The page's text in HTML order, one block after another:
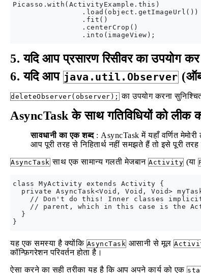
Picasso.with(ActivityExample.this)
.fit()
.centerCrop()
5. यदि आप प्रसारण रिसीवर का उपयोग
6. यदि आप java.util.Observer
deleteObserver(observer); का उपयोग करना
AsyncTask के साथ गतिविधियों को
सावधानी का एक शब्द: AsyncTask में यहाँ वर्णित
आप पूरी तरह से निहितार्थ नहीं समझते हैं तो इसे पूरी
AsyncTask साथ एक सामान्य गलती मेजबान Activity (या
class MyActivity extends Activity {
private AsyncTask<Void, Void, Void>
// Don't do this! Inner classes
// parent, which in this case is the
  }
यह एक समस्या है क्योंकि AsyncTask आसानी से मूल
कॉन्फ़िगरेशन परिवर्तन होता है।
ऐसा करने का सही तरीका यह है कि आप अपने कार्य को एक